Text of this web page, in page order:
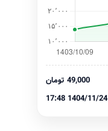
49,000 تومان
1404/11/24 17:48